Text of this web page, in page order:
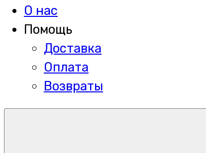
О нас
Помощь
Доставка
Оплата
Возвраты